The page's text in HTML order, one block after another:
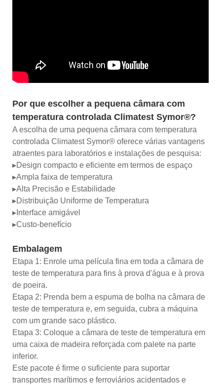
Por que escolher a pequena câmara com
temperatura controlada Climatest Symor®?
A escolha de uma pequena câmara com temperatura
controlada Climatest Symor® oferece várias vantagens
atraentes para laboratórios e instalações de pesquisa:
▸Design compacto e eficiente em termos de espaço
▸Ampla faixa de temperatura
▸Alta Precisão e Estabilidade
▸Distribuição Uniforme de Temperatura
▸Interface amigável
▸Custo-benefício
Embalagem
Etapa 1: Enrole uma película fina em toda a câmara de
teste de temperatura para fins à prova d'água e à prova
de poeira.
Etapa 2: Prenda bem a espuma de bolha na câmara de
teste de temperatura e, em seguida, cubra a máquina
com um grande saco plástico.
Etapa 3: Coloque a câmara de teste de temperatura em
uma caixa de madeira reforçada com palete na parte
inferior.
Este pacote é firme o suficiente para suportar
transportes marítimos e ferroviários acidentados e